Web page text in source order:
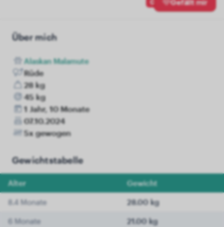
0 Gefällt mir
Über mich
Alaskan Malamute
Rüde
28 kg
45 kg
1 Jahr, 10 Monate
07.10.2024
5x gewogen
Gewichtstabelle
Alter Gewicht
8.4 Monate 28.00 kg
6 Monate 21.00 kg